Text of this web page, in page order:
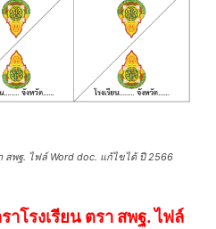
สพฐ. ไฟล์ Word doc. แก้ไขได้ ปี 2566
โรงเรียน ตรา สพฐ. ไฟล์